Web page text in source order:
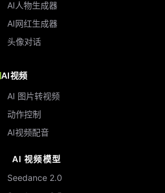
AI人物生成器
AI网红生成器
头像对话
AI视频
AI 图片转视频
动作控制
AI视频配音
AI 视频模型
Seedance 2.0